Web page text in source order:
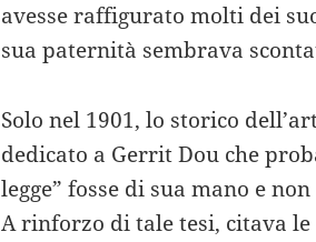
avesse raffigurato molti dei
sua paternità sembrava
Solo nel 1901, lo storico
dedicato a Gerrit Dou che
legge” fosse di sua mano e
A rinforzo di tale tesi, citava